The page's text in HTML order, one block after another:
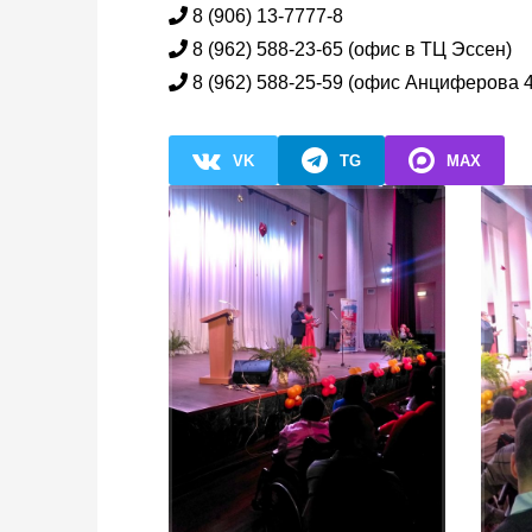
8 (906) 13-7777-8
8 (962) 588-23-65 (офис в ТЦ Эссен)
8 (962) 588-25-59 (офис Анциферова
VK TG MAX